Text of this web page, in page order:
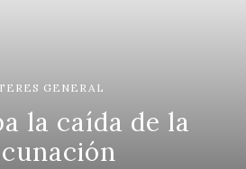
GENERAL
la caída de la